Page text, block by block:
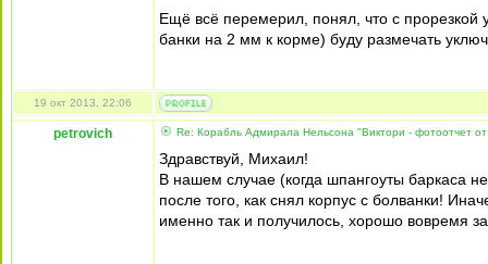
Ещё всё перемерил, понял, что с прорезкой
банки на 2 мм к корме) буду размечать
19 окт 2013, 22:06
petrovich Re: Корабль Адмирала Нельсона "Виктори - фотоотчет
Здравствуй, Михаил!
В нашем случае (когда шпангоуты баркаса
после того, как снял корпус с болванки!
именно так и получилось, хорошо вовремя